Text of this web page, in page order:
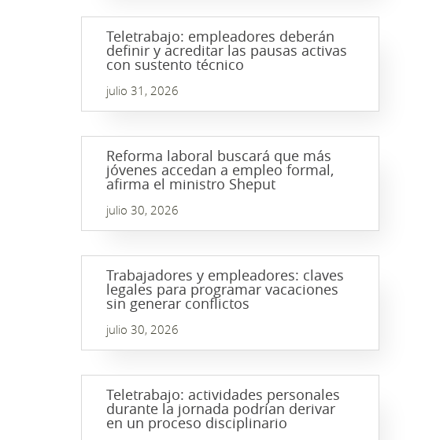
Teletrabajo: empleadores deberán
definir y acreditar las pausas activas
con sustento técnico
julio 31, 2026
Reforma laboral buscará que más
jóvenes accedan a empleo formal,
afirma el ministro Sheput
julio 30, 2026
Trabajadores y empleadores: claves
legales para programar vacaciones
sin generar conflictos
julio 30, 2026
Teletrabajo: actividades personales
durante la jornada podrían derivar
en un proceso disciplinario